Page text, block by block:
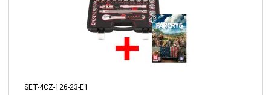
SET-4CZ-126-23-E1